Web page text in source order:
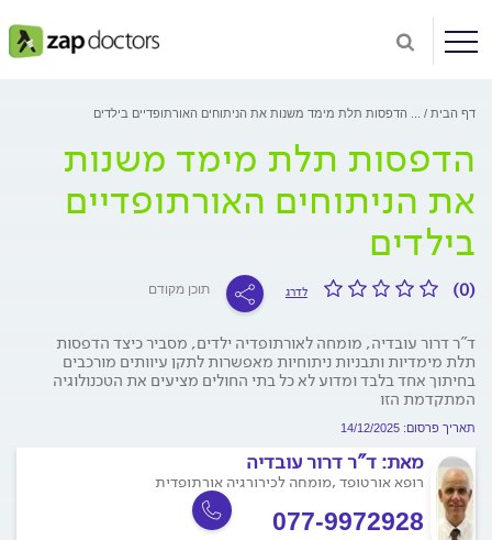
דף הבית הדפסות תלת מימד משנות את הניתוחים האורתופדיים בילדים
הדפסות תלת מימד משנות
את הניתוחים האורתופדיים
בילדים
(0) לדרג תוכן מקודם
ד"ר דרור עובדיה, מומחה לאורתופדיה ילדים, מסביר כיצד הדפסות
תלת מימדיות ותבניות ניתוחיות מאפשרות לתקן עיוותים מורכבים
בחיתוך אחד בלבד ומדוע לא כל בתי החולים מציעים את הטכנולוגיה
המתקדמת הזו
תאריך פרסום: 14/12/2025
מאת: ד"ר דרור עובדיה
רופא אורטופד ,מומחה לכירורגיה אורתופדית
077-9972928